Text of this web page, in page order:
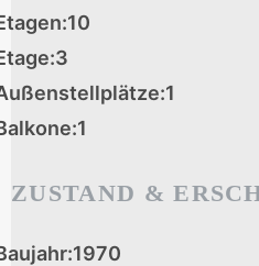
10
3
1
1
ZUSTAND &
1970